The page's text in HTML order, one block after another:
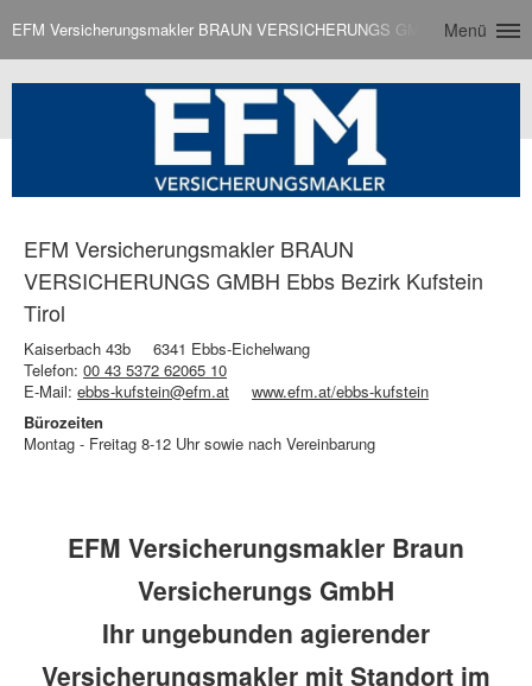
EFM Versicherungsmakler BRAUN VERSICHERUNGS GMBH Ebbs
Menü
EFM Versicherungsmakler BRAUN
VERSICHERUNGS GMBH Ebbs Bezirk Kufstein
Tirol
Kaiserbach 43b
6341 Ebbs-Eichelwang
Telefon: 00 43 5372 62065 10
E-Mail: ebbs-kufstein@efm.at
www.efm.at/ebbs-kufstein
Bürozeiten
Montag - Freitag 8-12 Uhr sowie nach Vereinbarung
EFM Versicherungsmakler Braun
Versicherungs GmbH
Ihr ungebunden agierender
Versicherungsmakler mit Standort im